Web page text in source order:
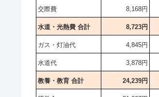
交際費 8,168円
水道・光熱費 合計 8,723円
ガス・灯油代 4,845円
水道代 3,878円
教養・教育 合計 24,239円